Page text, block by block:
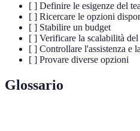
[ ] Definire le esigenze del
[ ] Ricercare le opzioni
[ ] Stabilire un budget
[ ] Verificare la scalabilità
[ ] Controllare l'assistenza e
[ ] Provare diverse opzioni
Glossario